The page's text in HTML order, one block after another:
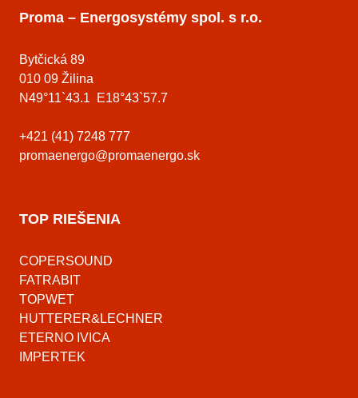
Proma – Energosystémy spol. s r.o.
Bytčická 89
010 09 Žilina
N49°11`43.1 E18°43`57.7
+421 (41) 7248 777
promaenergo@promaenergo.sk
TOP RIEŠENIA
COPERSOUND
FATRABIT
TOPWET
HUTTERER&LECHNER
ETERNO IVICA
IMPERTEK